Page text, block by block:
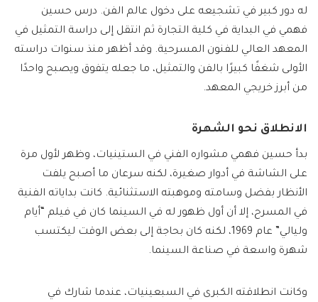
له دور كبير في تشجيعه على دخول عالم الفن. درس حسين
فهمي في البداية في كلية التجارة ثم انتقل إلى دراسة التمثيل في
المعهد العالي للفنون المسرحية. وقد أظهر منذ سنوات دراسته
الأولى شغفًا كبيرًا بالفن والتمثيل، ما جعله يتفوق ويصبح واحدًا
من أبرز خريجي المعهد.
الانطلاق نحو الشهرة
بدأ حسين فهمي مشواره الفني في الستينيات، وظهر لأول مرة
على الشاشة في أدوار صغيرة، لكنه سرعان ما أصبح يلفت
الأنظار بفضل وسامته وموهبته الاستثنائية. كانت بداياته الفنية
في المسرح، إلا أن أول ظهور له في السينما كان في فيلم “أيام
وليالي” عام 1969، لكنه كان بحاجة إلى بعض الوقت ليكتسب
شهرة واسعة في صناعة السينما.
وكانت انطلاقته الكبرى في السبعينيات، عندما شارك في